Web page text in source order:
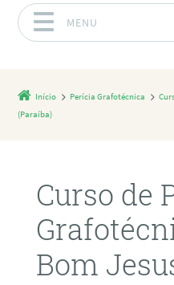
MENU
Início Perícia Grafotécnica
(Paraíba)
Curso de
Bom